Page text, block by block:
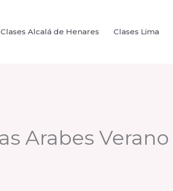
Clases Alcalá de Henares Clases Lima
Arabes Verano